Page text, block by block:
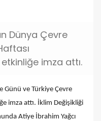
Dünya Çevre
imza attı.
Günü ve Türkiye Çevre
imza attı. İklim Değişikliği
Atiye İbrahim Yağcı